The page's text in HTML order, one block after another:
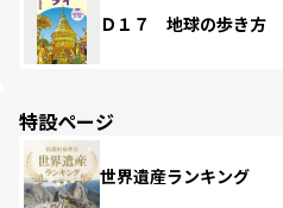
Ｄ１７ 地球の歩き方
特設ページ
世界遺産ランキング